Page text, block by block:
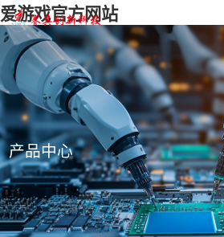
爱游戏官方网站
产品中心